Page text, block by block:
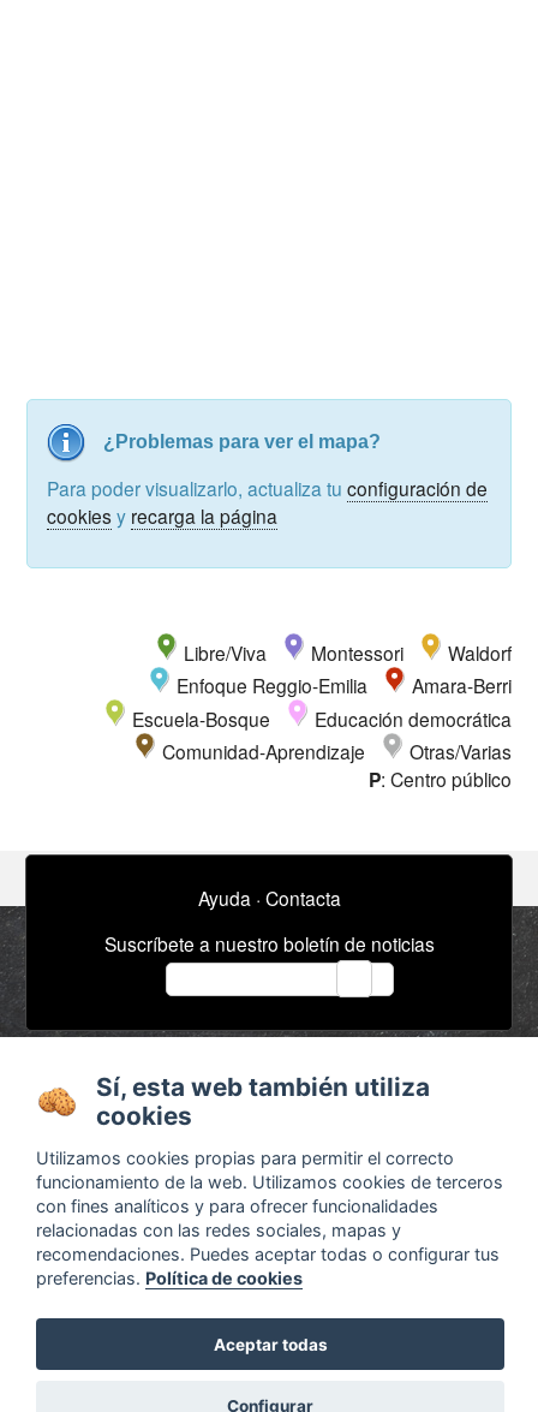
¿Problemas para ver el mapa?
Para poder visualizarlo, actualiza tuconfiguración de
cookiesy recarga la página
Libre/Viva Montessori
Waldorf
Enfoque Reggio-Emilia
Amara-Berri
Escuela-Bosque
Educación democrática
Comunidad-Aprendizaje
Otras/Varias
P: Centro público
Ayuda · Contacta
Suscríbete a nuestro boletín de noticias
Términos y
Configurar cookies
Agenda
Timeline
¿Son legales las pedagogías alternativas?
Otra educación ya es
Sí, esta web también utiliza
cookies
Utilizamos cookies propias para permitir el correcto
funcionamiento de la web. Utilizamos cookies de terceros
con fines analíticos y para ofrecer funcionalidades
relacionadas con las redes sociales, mapas y
recomendaciones. Puedes aceptar todas o configurar tus
preferencias. Política de cookies
Aceptar todas
Configurar